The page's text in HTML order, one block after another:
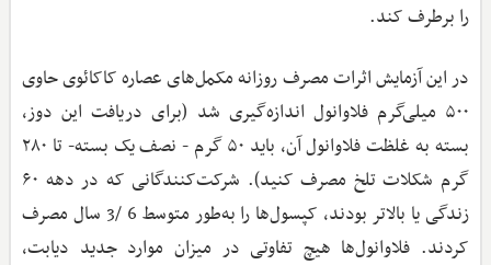
را برطرف کند.
در این آزمایش اثرات مصرف روزانه مکمل‌های عصاره کاکائوی حاوی
۵۰۰ میلی‌گرم فلاوانول اندازه‌گیری شد (برای دریافت این دوز،
بسته به غلظت فلاوانول آن، باید ۵۰ گرم - نصف یک بسته- تا ۲۸۰
گرم شکلات تلخ مصرف کنید). شرکت‌کنندگانی که در دهه ۶۰
زندگی یا بالاتر بودند، کپسول‌ها را به‌طور متوسط 6 /3 سال مصرف
کردند. فلاوانول‌ها هیچ تفاوتی در میزان موارد جدید دیابت،